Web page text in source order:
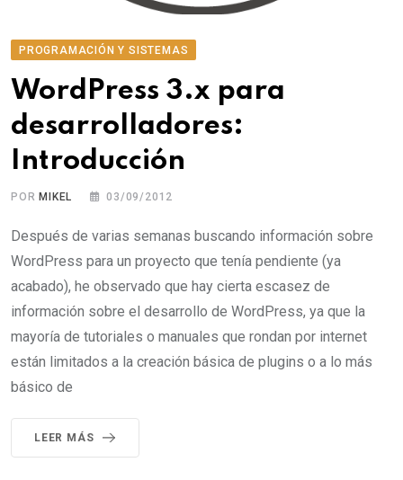
PROGRAMACIÓN Y SISTEMAS
WordPress 3.x para
desarrolladores:
Introducción
PORMIKEL 03/09/2012
Después de varias semanas buscando información sobre
WordPress para un proyecto que tenía pendiente (ya
acabado), he observado que hay cierta escasez de
información sobre el desarrollo de WordPress, ya que la
mayoría de tutoriales o manuales que rondan por internet
están limitados a la creación básica de plugins o a lo más
básico de
LEER MÁS